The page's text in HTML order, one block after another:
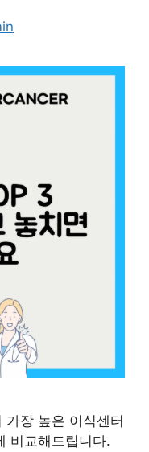
장 높은 이식센터
비교해드립니다.